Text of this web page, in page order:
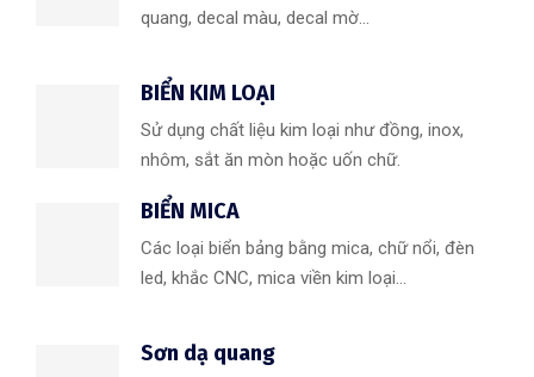
quang, decal màu, decal mờ...
BIỂN KIM LOẠI
Sử dụng chất liệu kim loại như đồng, inox,
nhôm, sắt ăn mòn hoặc uốn chữ.
BIỂN MICA
Các loại biển bảng bằng mica, chữ nổi, đèn
led, khắc CNC, mica viền kim loại...
Sơn dạ quang